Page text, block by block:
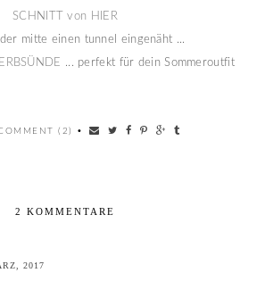
SCHNITT von HIER
mitte einen tunnel eingenäht ...
... perfekt für dein Sommeroutfit
(2) •
2 KOMMENTARE
2017